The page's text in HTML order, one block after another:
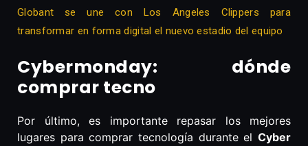
Globant se une con Los Angeles Clippers para
transformar en forma digital el nuevo estadio del equipo
Cybermonday: dónde
comprar tecno
Por último, es importante repasar los mejores
lugares para comprar tecnología durante el Cyber